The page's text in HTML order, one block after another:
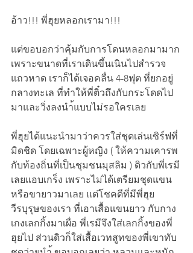
อ้าว!!! พี่ฮุยหลอกเรามา!!!
แต่ขอบอกว่าคุ้มกับการโดนหลอกมามาก
เพราะขนาดที่เราเดินขึ้นเนินไปสำรวจ
แถวหาด เราก็ได้เจอคลื่น 4-8ฟุต ที่ยกอยู่
กลางทะเล ที่ทำให้พี่ติ๋วถึงกับกระโดดไป
มาและวิ่งลงนำ้แบบไม่รอใครเลย
พี่ฮุยได้แนะนำมาว่าควรใส่ชุดเล่นเซิร์ฟที่
มิดชิด โดยเฉพาะผู้หญิง ( ให้ความเคารพ
กับท้องถิ่นที่เป็นชุมชนมุสลิม ) ดิวกับพี่เรมี
เลยแอบเกร็ง เพราะไม่ได้เตรียมชุดแขน
หรือขายาวมาเลย แต่โชคดีที่มีพี่ฮุย
วีรบุรุษของเรา ที่เอาเสื้อแขนยาว กับกาง
เกงเลกกิ้งมาเผื่อ พี่เรมีจึงใส่เลกกิ้งของพี่
ฮุยไป ส่วนดิวก็ใส่เสื้อเวทสูทของพี่เขาทับ